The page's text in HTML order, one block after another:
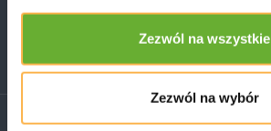
Zezwól na wszystkie
Zezwól na wybór
się na warunki
Informacje